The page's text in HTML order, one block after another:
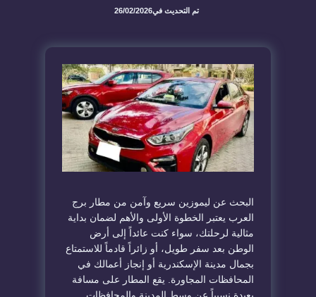
تم التحديث في26/02/2026
البحث عن ليموزين سريع وآمن من مطار برج
العرب يعتبر الخطوة الأولى والأهم لضمان بداية
مثالية لرحلتك، سواء كنت عائداً إلى أرض
الوطن بعد سفر طويل، أو زائراً قادماً للاستمتاع
بجمال مدينة الإسكندرية أو إنجاز أعمالك في
المحافظات المجاورة. يقع المطار على مسافة